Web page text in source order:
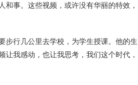
事。这些视频，或许没有华丽的特效，
步行几公里去学校，为学生授课。他的生
我感动，也让我思考，我们这个时代，